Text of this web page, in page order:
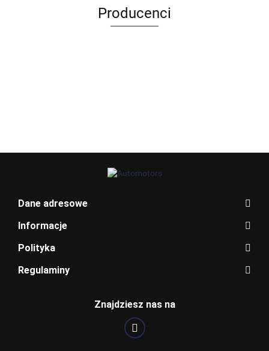
Producenci
BENTLEY
Dane adresowe
Informacje
Polityka
Regulaminy
Znajdziesz nas na